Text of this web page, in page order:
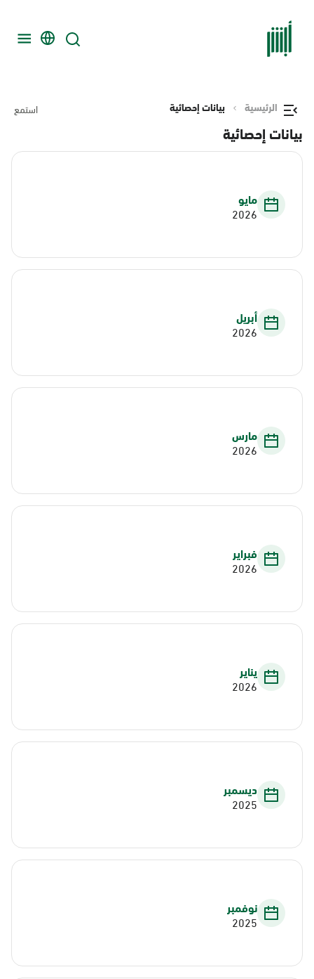
الرئيسية بيانات إحصائية استمع
بيانات إحصائية
مايو
2026
أبريل
2026
مارس
2026
فبراير
2026
يناير
2026
ديسمبر
2025
نوفمبر
2025